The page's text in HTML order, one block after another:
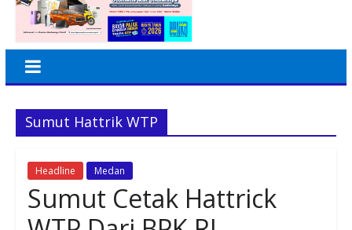
PWI Beri Kesempatan KTA yang Mati Lebih Dari
Setahun Diaktifkan Kembali
Inspektorat Madina Berikan Tanggapan akan
Sumut Hattrik WTP
Headline Medan
Sumut Cetak Hattrick